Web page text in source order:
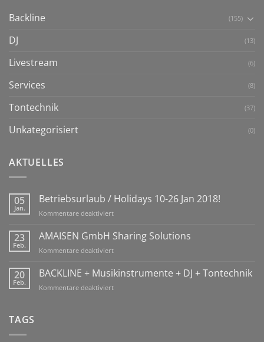
Backline (155)
DJ (13)
Livestream (6)
Services (8)
Tontechnik (37)
Unkategorisiert (0)
AKTUELLES
05
Jan.
Betriebsurlaub / Holidays 10-26 Jan 2018!
Kommentare deaktiviertfür
/
10-
Jan
23
Feb.
AMAISEN GmbH Sharing Solutions
Kommentare deaktiviertfür
GmbH
Solutions
20
Feb.
BACKLINE + Musikinstrumente + DJ + Tontechnik
Kommentare deaktiviertfür
TAGS